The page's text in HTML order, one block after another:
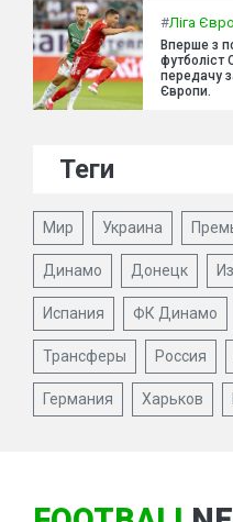
#Ліга
Вперше з
футболіст
передачу
Європи.
Теги
Мир Украина
Динамо Донецк
Испания ФК Динамо
Трансферы Россия
Германия Харьков